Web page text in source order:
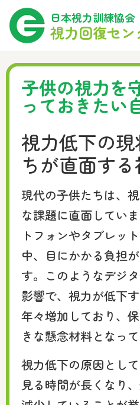
日本視力訓練協会
視力回復セン
子供の視力を
っておきたい
視力低下の
ちが直面す
現代の子供たちは、
な課題に直面してい
トフォンやタブレッ
中、目にかかる負担
す。このようなデジ
影響で、視力が低下
年々増加しており、
きな懸念材料となって
視力低下の原因とし
見る時間が長くなり